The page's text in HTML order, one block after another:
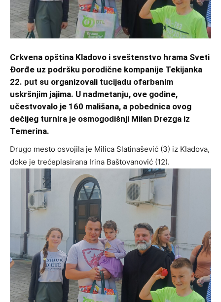
Crkvena opština Kladovo i sveštenstvo hrama Sveti
Đorđe uz podršku porodične kompanije Tekijanka
22. put su organizovali tucijadu ofarbanim
uskršnjim jajima. U nadmetanju, ove godine,
učestvovalo je 160 mališana, a pobednica ovog
dečijeg turnira je osmogodišnji Milan Drezga iz
Temerina.
Drugo mesto osvojila je Milica Slatinašević (3) iz Kladova,
doke je trećeplasirana Irina Baštovanović (12).